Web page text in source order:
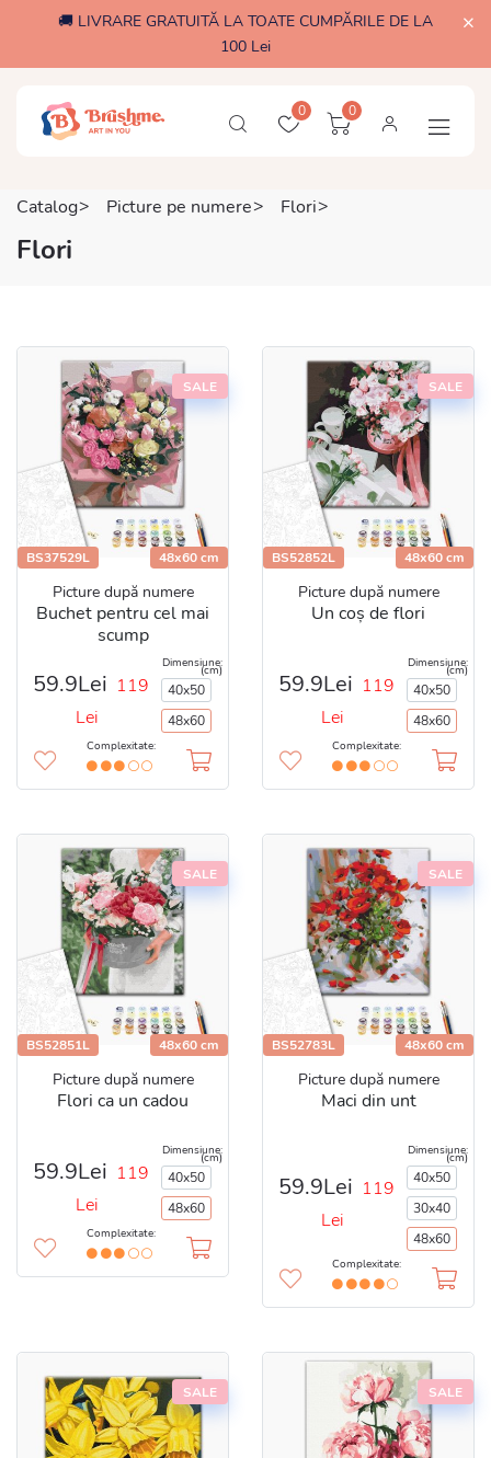
🚚 LIVRARE GRATUITĂ LA TOATE CUMPĂRILE DE LA
100 Lei
0 0
Catalog Picture pe numere Flori
Flori
SALE
BS37529L 48x60 cm
Picture după numere
Buchet pentru cel mai
scump
59.9Lei 119
Lei
Dimensiune:
(cm)
40x50
48x60
Complexitate:
SALE
BS52852L 48x60 cm
Picture după numere
Un coș de flori
59.9Lei 119
Lei
Dimensiune:
(cm)
40x50
48x60
Complexitate:
SALE
BS52851L 48x60 cm
Picture după numere
Flori ca un cadou
59.9Lei 119
Lei
Dimensiune:
(cm)
40x50
48x60
Complexitate:
SALE
BS52783L 48x60 cm
Picture după numere
Maci din unt
59.9Lei 119
Lei
Dimensiune:
(cm)
40x50
30x40
48x60
Complexitate:
SALE SALE